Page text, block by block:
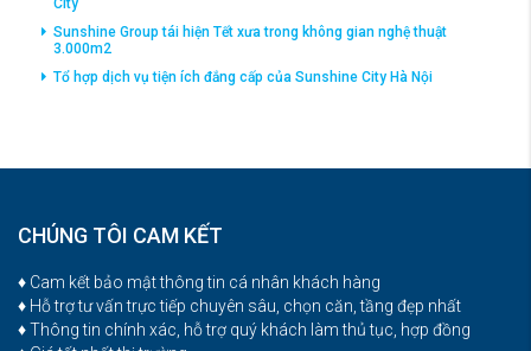
City
Sunshine Group tái hiện Tết xưa trong không gian nghệ thuật
3.000m2
Tổ hợp dịch vụ tiện ích đắng cấp của Sunshine City Hà Nội
CHÚNG TÔI CAM KẾT
♦ Cam kết bảo mật thông tin cá nhân khách hàng
♦ Hỗ trợ tư vấn trực tiếp chuyên sâu, chọn căn, tầng đẹp nhất
♦ Thông tin chính xác, hỗ trợ quý khách làm thủ tục, hợp đồng